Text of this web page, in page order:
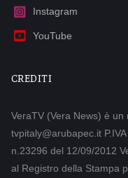
Instagram
YouTube
CREDITI
VeraTV (Vera News) è un
tvpitaly@arubapec.it
n.23296 del 12/09/2012
al Registro della Stampa